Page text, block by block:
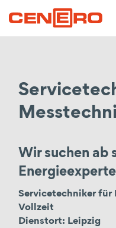
Zurück
Kurzzeit-Monitoring
Messkonzepte
Kalkulation
konzipieren / planen
Wir suchen ab
Servicetechniker
Vollzeit
Dienstort: Leipzig